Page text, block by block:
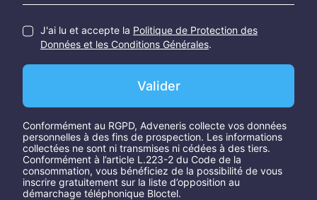
J'ai lu et accepte la Politique de Protection des
Données et les Conditions Générales.
Valider
Conformément au RGPD, Adveneris collecte vos données
personnelles à des fins de prospection. Les informations
collectées ne sont ni transmises ni cédées à des tiers.
Conformément à l’article L.223-2 du Code de la
consommation, vous bénéficiez de la possibilité de vous
inscrire gratuitement sur la liste d’opposition au
démarchage téléphonique Bloctel.